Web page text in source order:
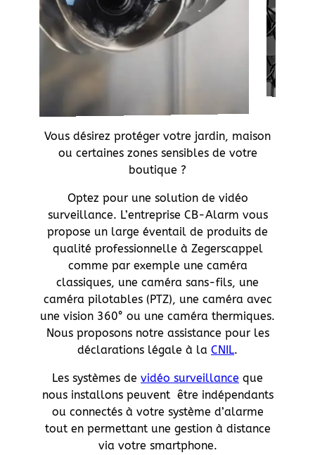
Vous désirez protéger votre jardin, maison
ou certaines zones sensibles de votre
boutique ?
Optez pour une solution de vidéo
surveillance. L’entreprise CB-Alarm vous
propose un large éventail de produits de
qualité professionnelle à Zegerscappel
comme par exemple une caméra
classiques, une caméra sans-fils, une
caméra pilotables (PTZ), une caméra avec
une vision 360° ou une caméra thermiques.
Nous proposons notre assistance pour les
déclarations légale à la CNIL.
Les systèmes de vidéo surveillance que
nous installons peuvent être indépendants
ou connectés à votre système d’alarme
tout en permettant une gestion à distance
via votre smartphone.